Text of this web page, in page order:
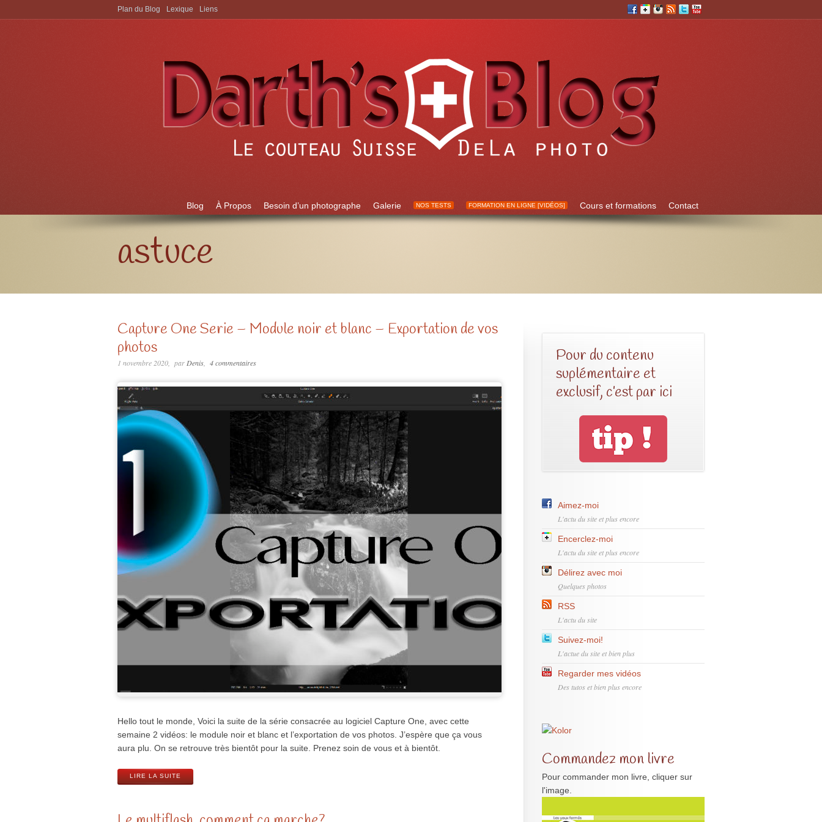
Aller à:
Blog À Propos Besoin d’un photographe Galerie NOS TESTS FORMATION EN LIGNE [VIDÉOS] Cours et formations Contact
Plan du Blog Lexique Liens
astuce
Capture One Serie – Module noir et blanc – Exportation de vos
photos
1 novembre 2020 par Denis 4 commentaires
Hello tout le monde, Voici la suite de la série consacrée au logiciel Capture One, avec cette
semaine 2 vidéos: le module noir et blanc et l’exportation de vos photos. J’espère que ça vous
aura plu. On se retrouve très bientôt pour la suite. Prenez soin de vous et à bientôt.
LIRE LA SUITE
Pour du contenu
suplémentaire et
exclusif, c’est par ici
Aimez-moi
L'actu du site et plus encore
Encerclez-moi
L'actu du site et plus encore
Délirez avec moi
Quelques photos
RSS
L'actu du site
Suivez-moi!
L'actue du site et bien plus
Regarder mes vidéos
Des tutos et bien plus encore
Commandez mon livre
Pour commander mon livre, cliquer sur
l'image.